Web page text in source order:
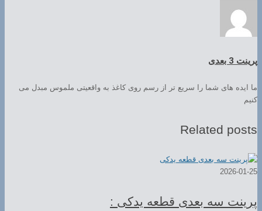
پرینت 3 بعدی
ما ایده های شما را سریع تر از رسم روی کاغذ به واقعیتی ملموس مبدل می
کنیم
Related posts
2026-01-25
پرینت سه بعدی قطعه یدکی :